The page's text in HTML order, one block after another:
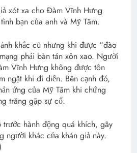
xót xa cho Đàm Vĩnh Hưng
bạn của anh và Mỹ Tâm.
khắc cũ nhưng khi được “đào
phải bàn tán xôn xao. Người
Vĩnh Hưng không được tôn
ngặt khi đi diễn. Bên cạnh đó,
ứng của Mỹ Tâm khi chứng
trăng gặp sự cố.
trước hành động quá khích, gây
người khác của khán giả này.